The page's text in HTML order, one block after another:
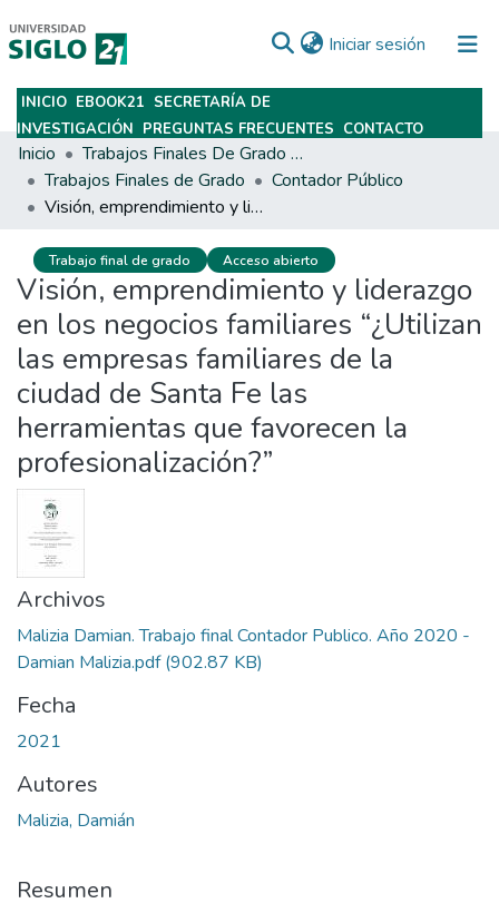
Iniciar sesión (current)
Subir
INICIO EBOOK21 SECRETARÍA DE
INVESTIGACIÓN PREGUNTAS FRECUENTES CONTACTO
Inicio
Trabajos Finales De Grado Y Posgrado
Trabajos Finales de Grado
Contador Público
Visión, emprendimiento y liderazgo en los negocios familiares “¿Utilizan las empresas familiares de la ciudad de Santa Fe las herramientas que favorecen la profesionalización?”
Trabajo final de grado Acceso abierto
Visión, emprendimiento y liderazgo
en los negocios familiares “¿Utilizan
las empresas familiares de la
ciudad de Santa Fe las
herramientas que favorecen la
profesionalización?”
Archivos
Malizia Damian. Trabajo final Contador Publico. Año 2020 -
Damian Malizia.pdf(902.87 KB)
Fecha
2021
Autores
Malizia, Damián
Resumen